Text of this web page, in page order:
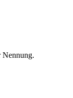
Nennung.